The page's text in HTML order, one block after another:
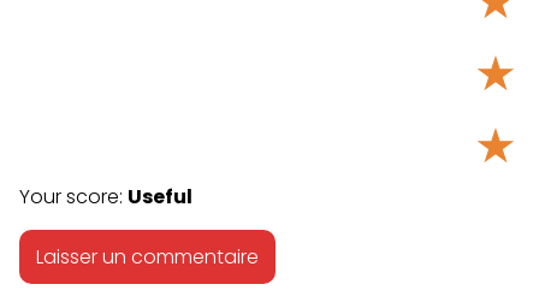
★
★
Your score: Useful